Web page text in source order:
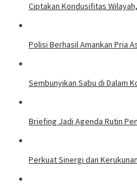
Ciptakan Kondusifitas
Polisi Berhasil Amankan Pria
Sembunyikan Sabu di Dalam
Briefing Jadi Agenda Rutin
Perkuat Sinergi dan